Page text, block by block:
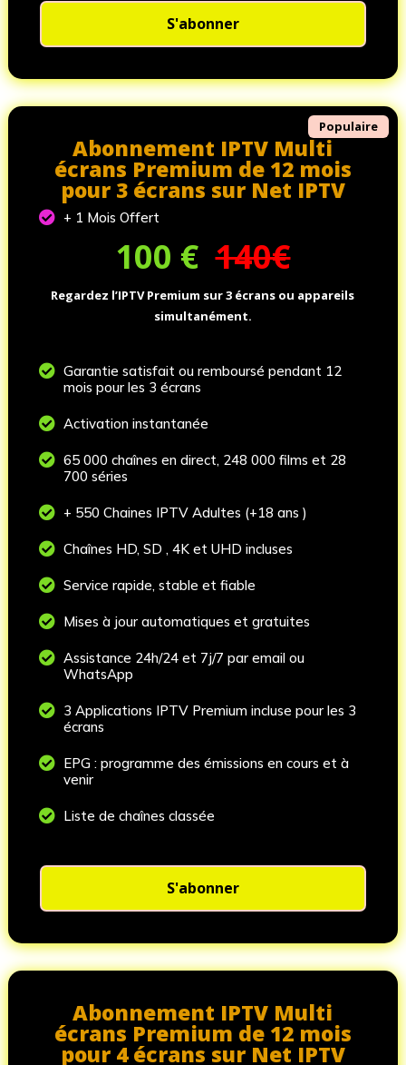
S'abonner
Populaire
Abonnement IPTV Multi
écrans Premium de 12 mois
pour 3 écrans sur Net IPTV
 + 1 Mois Offert
100 €140€
Regardez l’IPTV Premium sur 3 écrans ou appareils
simultanément.
 Garantie satisfait ou remboursé pendant 12
mois pour les 3 écrans
 Activation instantanée
 65 000 chaînes en direct, 248 000 films et 28
700 séries
 + 550 Chaines IPTV Adultes (+18 ans )
 Chaînes HD, SD , 4K et UHD incluses
 Service rapide, stable et fiable
 Mises à jour automatiques et gratuites
 Assistance 24h/24 et 7j/7 par email ou
WhatsApp
 3 Applications IPTV Premium incluse pour les 3
écrans
 EPG : programme des émissions en cours et à
venir
 Liste de chaînes classée
S'abonner
Abonnement IPTV Multi
écrans Premium de 12 mois
pour 4 écrans sur Net IPTV